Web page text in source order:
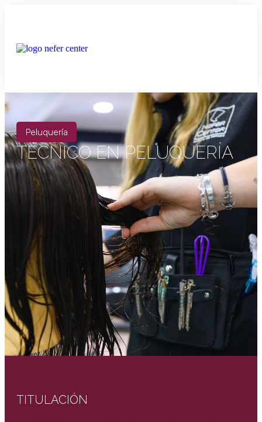
Peluquería
TÉCNICO EN PELUQUERÍA
TITULACIÓN